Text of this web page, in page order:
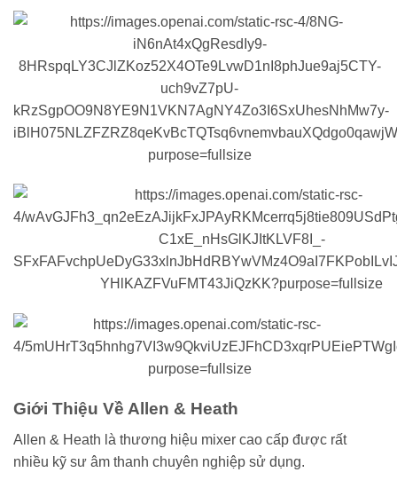
Giới Thiệu Về Allen & Heath
Allen & Heath là thương hiệu mixer cao cấp được rất
nhiều kỹ sư âm thanh chuyên nghiệp sử dụng.